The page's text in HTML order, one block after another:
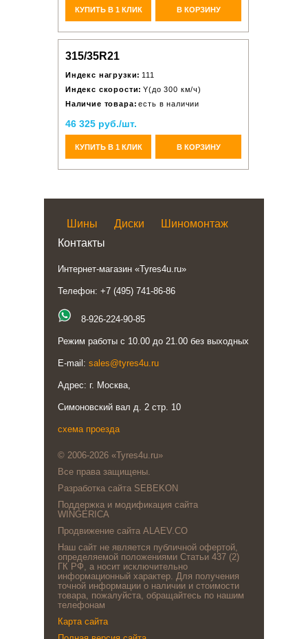
КУПИТЬ В 1 КЛИК В КОРЗИНУ
315/35R21
Индекс нагрузки: 111
Индекс скорости: Y(до 300 км/ч)
Наличие товара: есть в наличии
46 325 руб./шт.
КУПИТЬ В 1 КЛИК В КОРЗИНУ
Шины Диски
Шиномонтаж
Контакты
Интернет-магазин «Tyres4u.ru»
Телефон: +7 (495) 741-86-86
8-926-224-90-85
Режим работы с 10.00 до 21.00 без выходных
E-mail: sales@tyres4u.ru
Адрес: г. Москва,
Симоновский вал д. 2 стр. 10
схема проезда
© 2006-2026 «Tyres4u.ru»
Все права защищены.
Разработка сайта SEBEKON
Поддержка и модификация сайта
WINGERICA
Продвижение сайта ALAEV.CO
Наш сайт не является публичной офертой,
определяемой положениями Статьи 437 (2)
ГК РФ, а носит исключительно
информационный характер. Для получения
точной информации о наличии и стоимости
товара, пожалуйста, обращайтесь по нашим
телефонам
Карта сайта